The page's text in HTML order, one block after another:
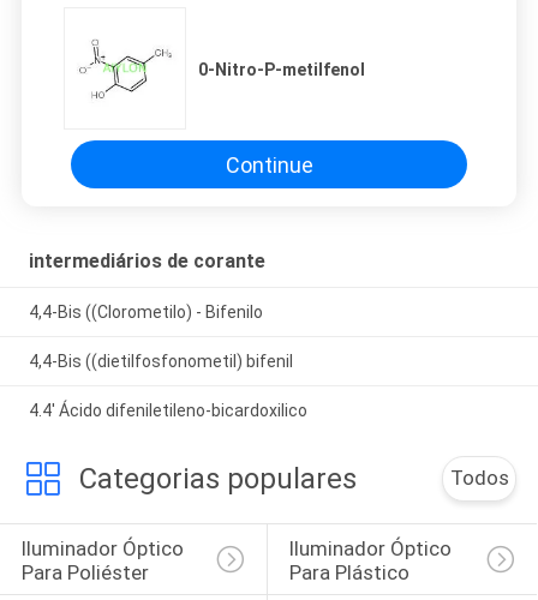
0-Nitro-P-metilfenol
Continue
intermediários de corante
4,4-Bis ((Clorometilo) - Bifenilo
4,4-Bis ((dietilfosfonometil) bifenil
4.4' Ácido difeniletileno-bicardoxilico
Categorias populares Todos
Iluminador Óptico
Para Poliéster
Iluminador Óptico
Para Plástico